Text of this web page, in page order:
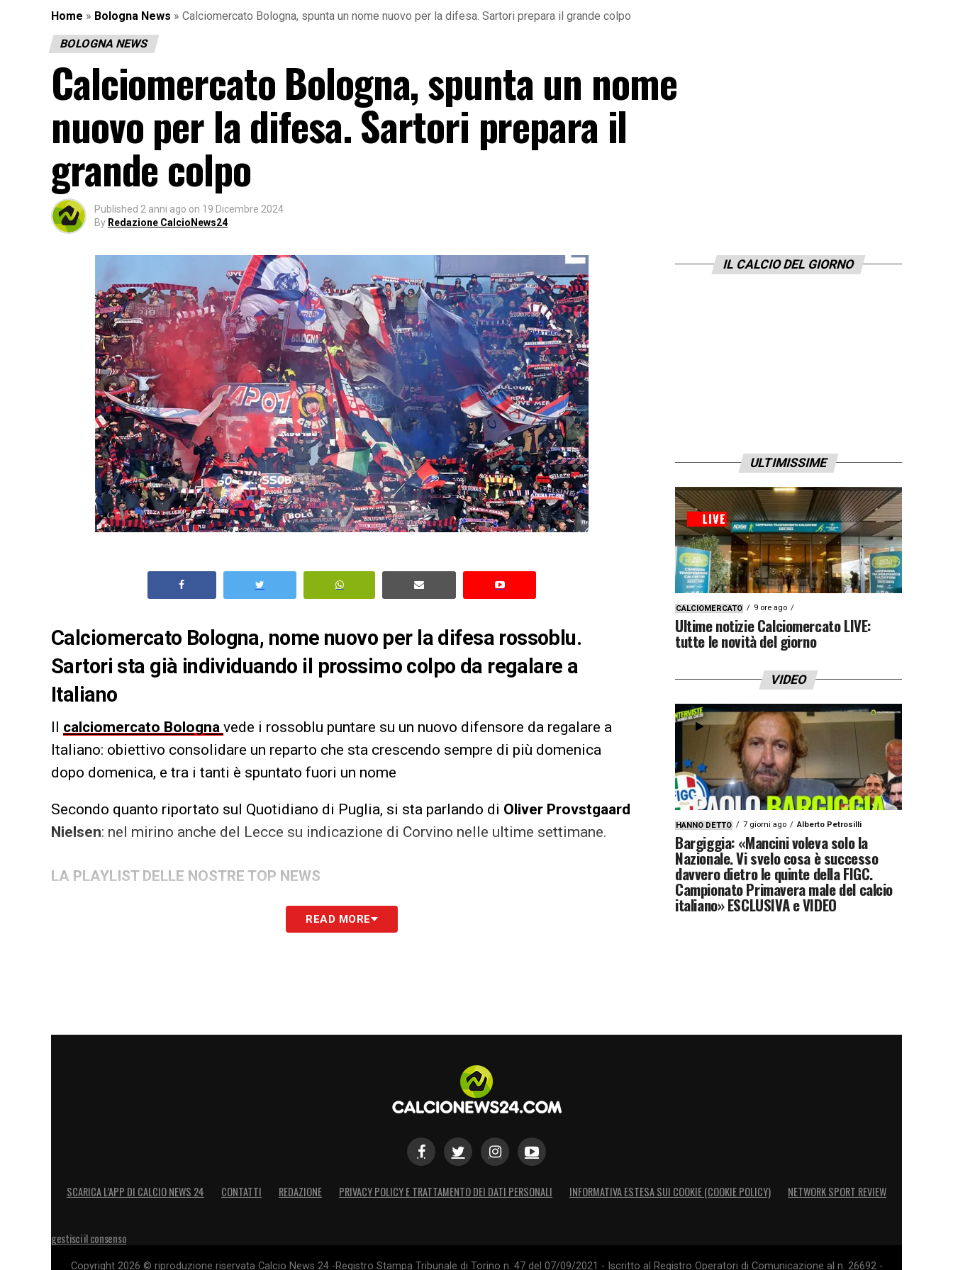
Home » Bologna News » Calciomercato Bologna, spunta un nome nuovo per la difesa. Sartori prepara il grande colpo
BOLOGNA NEWS
Calciomercato Bologna, spunta un nome
nuovo per la difesa. Sartori prepara il
grande colpo
Published 2 anni ago on 19 Dicembre 2024
By Redazione CalcioNews24
Calciomercato Bologna, nome nuovo per la difesa rossoblu.
Sartori sta già individuando il prossimo colpo da regalare a
Italiano
Il calciomercato Bologna vede i rossoblu puntare su un nuovo difensore da regalare a
Italiano: obiettivo consolidare un reparto che sta crescendo sempre di più domenica
dopo domenica, e tra i tanti è spuntato fuori un nome
Secondo quanto riportato sul Quotidiano di Puglia, si sta parlando di Oliver Provstgaard
Nielsen: nel mirino anche del Lecce su indicazione di Corvino nelle ultime settimane.
LA PLAYLIST DELLE NOSTRE TOP NEWS
READ MORE
IL CALCIO DEL GIORNO
ULTIMISSIME
CALCIOMERCATO 9 ore ago
Ultime notizie Calciomercato LIVE:
tutte le novità del giorno
VIDEO
HANNO DETTO 7 giorni ago Alberto Petrosilli
Bargiggia: «Mancini voleva solo la
Nazionale. Vi svelo cosa è successo
davvero dietro le quinte della FIGC.
Campionato Primavera male del calcio
italiano» ESCLUSIVA e VIDEO
SCARICA L’APP DI CALCIO NEWS 24 CONTATTI REDAZIONE PRIVACY POLICY E TRATTAMENTO DEI DATI PERSONALI INFORMATIVA ESTESA SUI COOKIE (COOKIE POLICY) NETWORK SPORT REVIEW
gestisci il consenso
Copyright 2026 © riproduzione riservata Calcio News 24 -Registro Stampa Tribunale di Torino n. 47 del 07/09/2021 - Iscritto al Registro Operatori di Comunicazione al n. 26692 -